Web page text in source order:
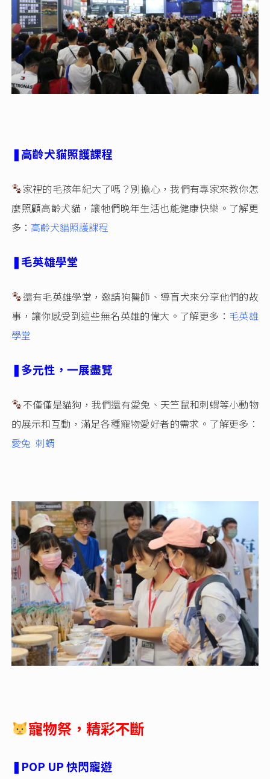
❚高齡犬貓照護課程
家裡的毛孩年紀大了嗎？別擔心，我們有專家來教你怎
麼照顧高齡犬貓，讓牠們晚年生活也能健康快樂。了解更
多： 高齡犬貓照護課程
❚毛英雄學堂
還有毛英雄學堂，邀請狗醫師、導盲犬來分享他們的故
事，讓你感受到這些無名英雄的偉大。了解更多： 毛英雄
學堂
❚多元性，一展盡覽
不僅僅是貓狗，我們還有愛兔、天竺鼠和刺蝟等小動物
的展示和互動，滿足各種寵物愛好者的需求。了解更多：
愛兔 刺蝟
寵物祭，精彩不斷
❚POP UP 快閃寵遊